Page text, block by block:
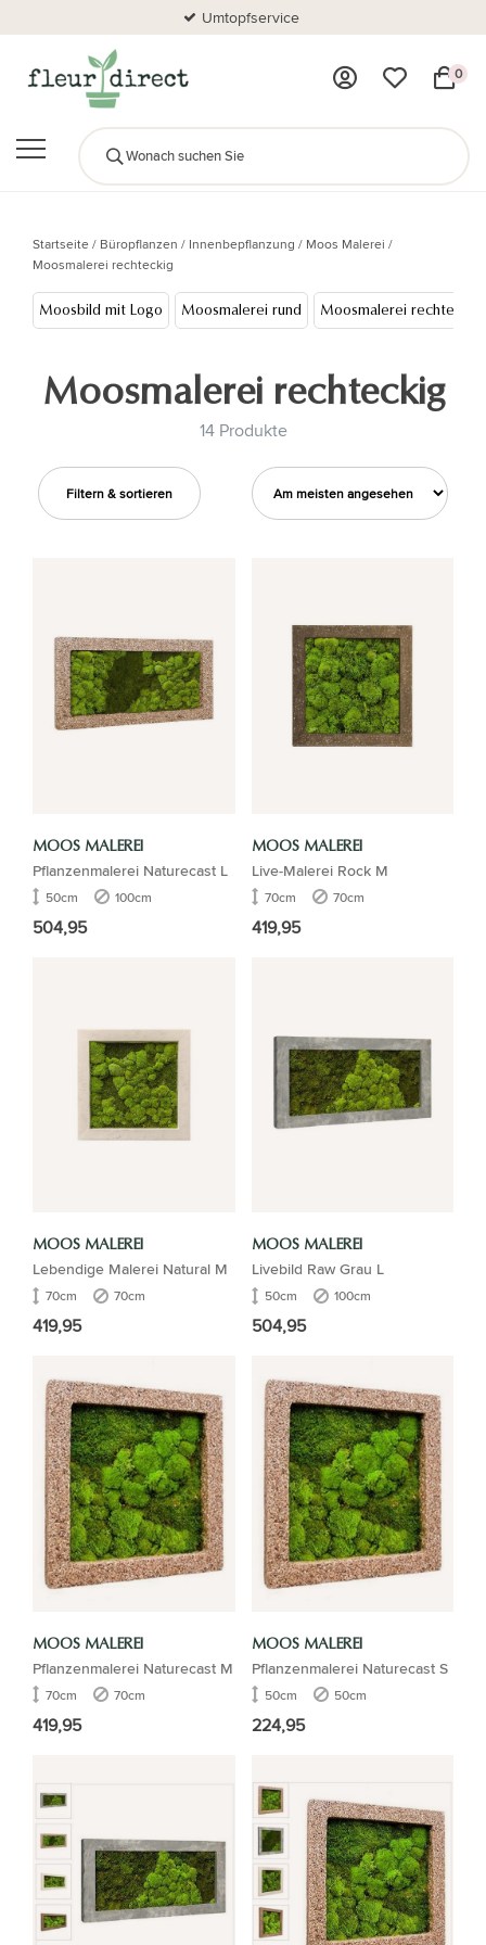
Umtopfservice
0
Startseite/ Büropflanzen / Innenbepflanzung / Moos Malerei /
Moosmalerei rechteckig
Moosbild mit Logo Moosmalerei rund Moosmalerei rechteckig
Moosmalerei rechteckig
14 Produkte
Filtern & sortieren
MOOS MALEREI
Pflanzenmalerei Naturecast L
50cm 100cm
504,95
MOOS MALEREI
Live-Malerei Rock M
70cm 70cm
419,95
MOOS MALEREI
Lebendige Malerei Natural M
70cm 70cm
419,95
MOOS MALEREI
Livebild Raw Grau L
50cm 100cm
504,95
MOOS MALEREI
Pflanzenmalerei Naturecast M
70cm 70cm
419,95
MOOS MALEREI
Pflanzenmalerei Naturecast S
50cm 50cm
224,95